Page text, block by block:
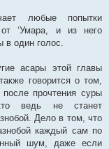
любые попытки
от ‘Умара, и из него
в один голос.
асары этой главы
говорится о том,
прочтения суры
ведь не станет
Дело в том, что
каждый сам по
шум, даже если